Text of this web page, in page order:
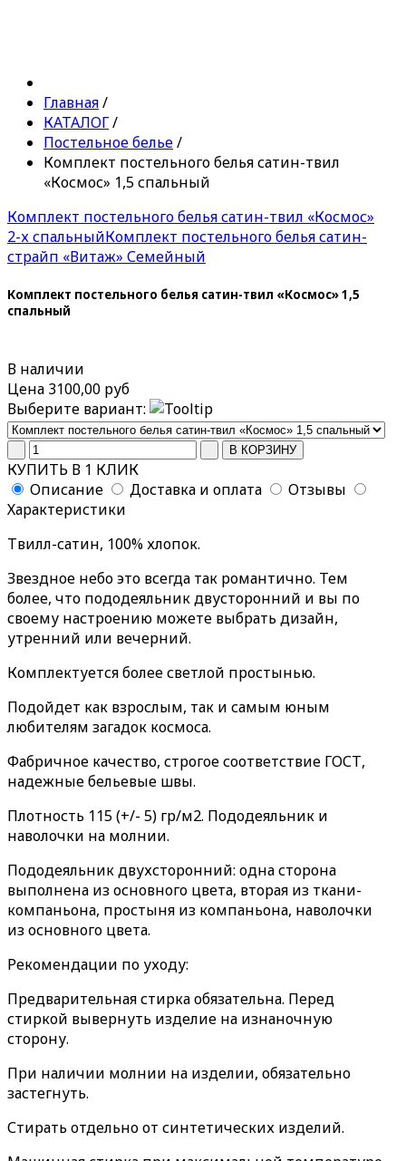
Главная/
КАТАЛОГ/
Постельное белье/
Комплект постельного белья сатин-твил
«Космос» 1,5 спальный
Комплект постельного белья сатин-твил «Космос»
2-х спальныйКомплект постельного белья сатин-
страйп «Витаж» Семейный
Комплект постельного белья сатин-твил «Космос» 1,5
спальный
В наличии
Цена 3100,00 руб
Выберите вариант:
КУПИТЬ В 1 КЛИК
Описание
Доставка и оплата
Отзывы
Характеристики
Твилл-сатин, 100% хлопок.
Звездное небо это всегда так романтично. Тем
более, что пододеяльник двусторонний и вы по
своему настроению можете выбрать дизайн,
утренний или вечерний.
Комплектуется более светлой простынью.
Подойдет как взрослым, так и самым юным
любителям загадок космоса.
Фабричное качество, строгое соответствие ГОСТ,
надежные бельевые швы.
Плотность 115 (+/- 5) гр/м2. Пододеяльник и
наволочки на молнии.
Пододеяльник двухсторонний: одна сторона
выполнена из основного цвета, вторая из ткани-
компаньона, простыня из компаньона, наволочки
из основного цвета.
Рекомендации по уходу:
Предварительная стирка обязательна. Перед
стиркой вывернуть изделие на изнаночную
сторону.
При наличии молнии на изделии, обязательно
застегнуть.
Стирать отдельно от синтетических изделий.